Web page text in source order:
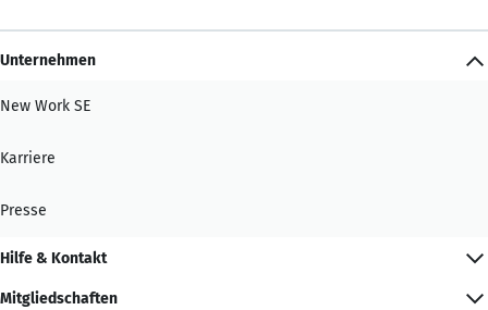
Unternehmen
New Work SE
Karriere
Presse
Hilfe & Kontakt
Mitgliedschaften